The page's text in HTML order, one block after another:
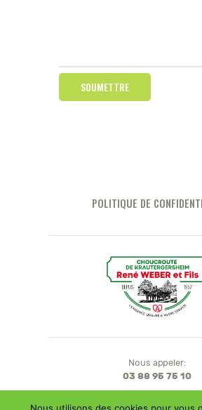
POLITIQUE DE
Nous appeler:
03 88 95 75 10